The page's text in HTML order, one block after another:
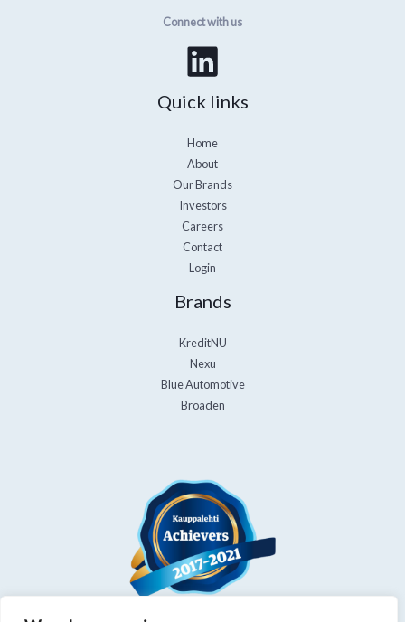
Connect with us
Quick links
Home
About
Our Brands
Investors
Careers
Contact
Login
Brands
KreditNU
Nexu
Blue Automotive
Broaden